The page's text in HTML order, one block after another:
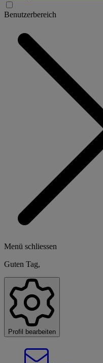
Benutzerbereich
Menü schliessen
Guten Tag,
Profil bearbeiten